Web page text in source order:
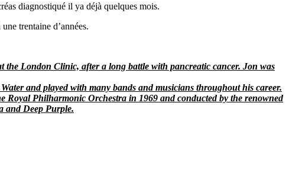
diagnostiqué il ya déjà quelques mois.
trentaine d’années.
the London Clinic, after a long battle with pancreatic cancer. Jon was
and played with many bands and musicians throughout his career.
Philharmonic Orchestra in 1969 and conducted by the renowned
and Deep Purple.